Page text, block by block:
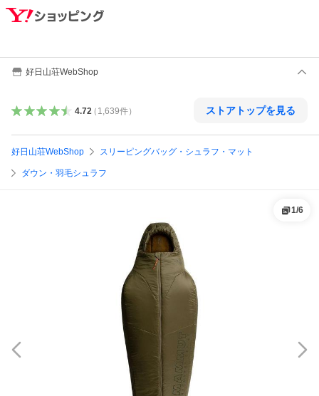
好日山荘WebShop
4.72（ 1,639件） ストアトップを見る
好日山荘WebShop スリーピングバッグ・シュラフ・マット
ダウン・羽毛シュラフ
1/6